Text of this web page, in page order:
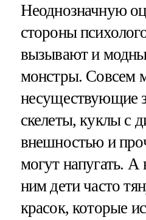
Неоднозначную
стороны
вызывают и
монстры. Совсем
несуществующие
скелеты, куклы с
внешностью и
могут напугать. А
ним дети часто
красок, которые